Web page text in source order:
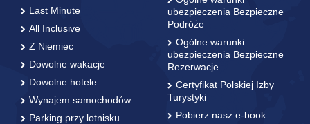
Last Minute
All Inclusive
Z Niemiec
Dowolne wakacje
Dowolne hotele
Wynajem samochodów
Parking przy lotnisku
ubezpieczenia Bezpieczne
Podróże
Ogólne warunki
ubezpieczenia Bezpieczne
Rezerwacje
Certyfikat Polskiej Izby
Turystyki
Pobierz nasz e-book